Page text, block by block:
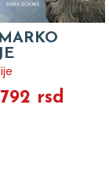
792 rsd